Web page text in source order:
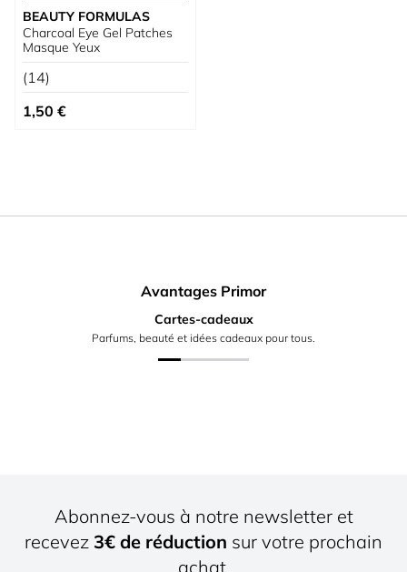
BEAUTY FORMULAS
Charcoal Eye Gel Patches
Masque Yeux
(14)
1,50 €
Avantages Primor
Cartes-cadeaux
Parfums, beauté et idées cadeaux pour tous.
Abonnez-vous à notre newsletter et
recevez 3€ de réduction sur votre prochain
achat.